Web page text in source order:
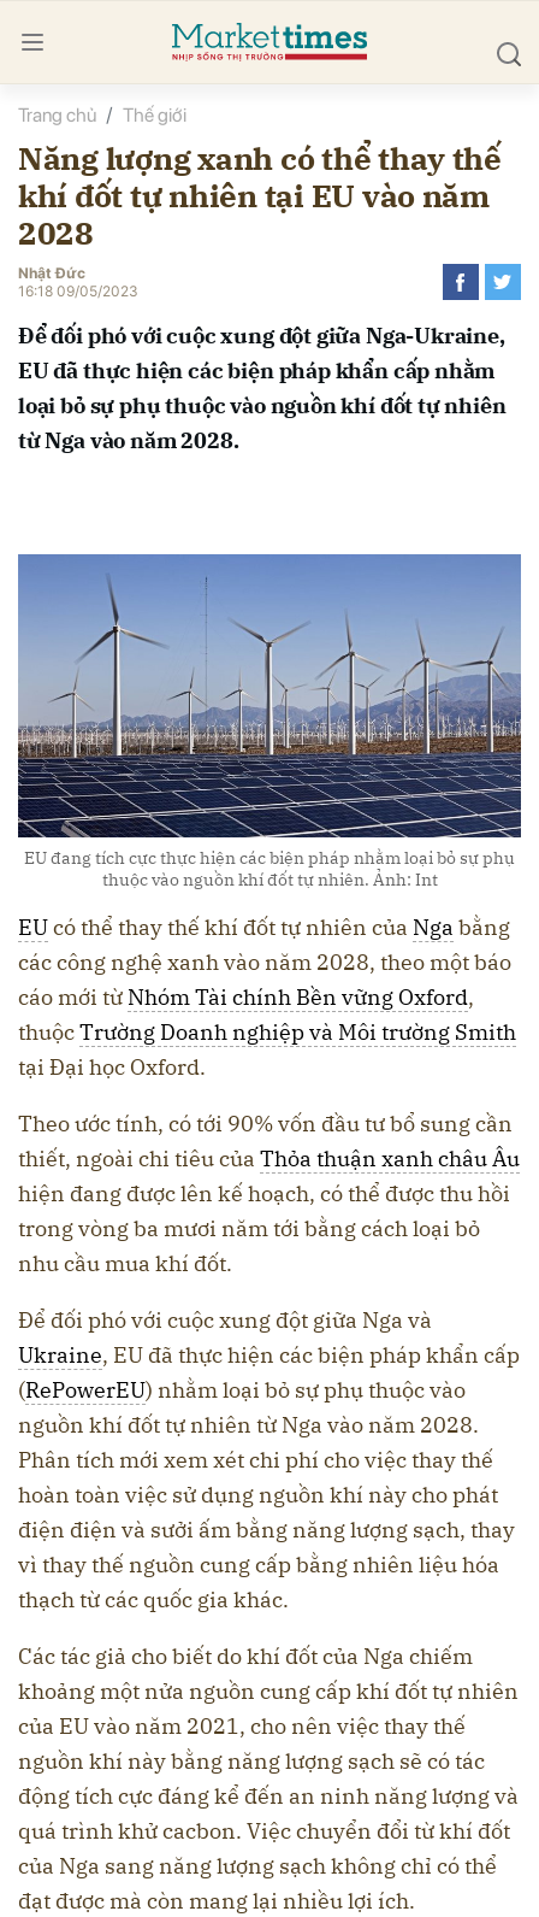
Trang chủ Thế giới
Năng lượng xanh có thể thay thế
khí đốt tự nhiên tại EU vào năm
2028
Nhật Đức
16:18 09/05/2023
Để đối phó với cuộc xung đột giữa Nga-Ukraine,
EU đã thực hiện các biện pháp khẩn cấp nhằm
loại bỏ sự phụ thuộc vào nguồn khí đốt tự nhiên
từ Nga vào năm 2028.
EU đang tích cực thực hiện các biện pháp nhằm loại bỏ sự phụ
thuộc vào nguồn khí đốt tự nhiên. Ảnh: Int
EUcó thể thay thế khí đốt tự nhiên của Nga bằng
các công nghệ xanh vào năm 2028, theo một báo
cáo mới từ Nhóm Tài chính Bền vững Oxford,
thuộcTrường Doanh nghiệp và Môi trường Smith
tại Đại học Oxford.
Theo ước tính, có tới 90% vốn đầu tư bổ sung cần
thiết, ngoài chi tiêu của Thỏa thuận xanh châu Âu
hiện đang được lên kế hoạch, có thể được thu hồi
trong vòng ba mươi năm tới bằng cách loại bỏ
nhu cầu mua khí đốt.
Để đối phó với cuộc xung đột giữa Nga và
Ukraine, EU đã thực hiện các biện pháp khẩn cấp
(RePowerEU) nhằm loại bỏ sự phụ thuộc vào
nguồn khí đốt tự nhiên từ Nga vào năm 2028.
Phân tích mới xem xét chi phí cho việc thay thế
hoàn toàn việc sử dụng nguồn khí này cho phát
điện điện và sưởi ấm bằng năng lượng sạch, thay
vì thay thế nguồn cung cấp bằng nhiên liệu hóa
thạch từ các quốc gia khác.
Các tác giả cho biết do khí đốt của Nga chiếm
khoảng một nửa nguồn cung cấp khí đốt tự nhiên
của EU vào năm 2021, cho nên việc thay thế
nguồn khí này bằng năng lượng sạch sẽ có tác
động tích cực đáng kể đến an ninh năng lượng và
quá trình khử cacbon. Việc chuyển đổi từ khí đốt
của Nga sang năng lượng sạch không chỉ có thể
đạt được mà còn mang lại nhiều lợi ích.
luận
Hủy